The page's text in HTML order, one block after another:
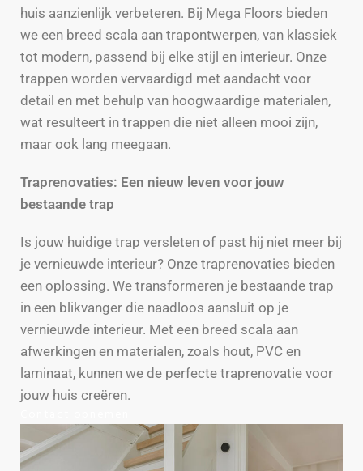
huis aanzienlijk verbeteren. Bij Mega Floors bieden
we een breed scala aan trapontwerpen, van klassiek
tot modern, passend bij elke stijl en interieur. Onze
trappen worden vervaardigd met aandacht voor
detail en met behulp van hoogwaardige materialen,
wat resulteert in trappen die niet alleen mooi zijn,
maar ook lang meegaan.
Traprenovaties: Een nieuw leven voor jouw
bestaande trap
Is jouw huidige trap versleten of past hij niet meer bij
je vernieuwde interieur? Onze traprenovaties bieden
een oplossing. We transformeren je bestaande trap
in een blikvanger die naadloos aansluit op je
vernieuwde interieur. Met een breed scala aan
afwerkingen en materialen, zoals hout, PVC en
laminaat, kunnen we de perfecte traprenovatie voor
jouw huis creëren.